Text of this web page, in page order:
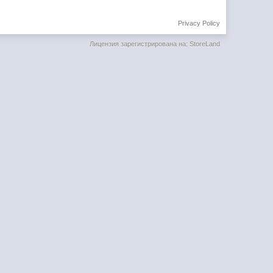
Privacy Policy
Лицензия зарегистрирована на: StoreLand